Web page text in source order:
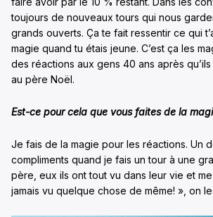
toujours de nouveaux tours qui nous
grands ouverts. Ça te fait ressentir ce qui
magie quand tu étais jeune. C’est ça les
des réactions aux gens 40 ans après
au père Noël.
Est-ce pour cela que vous faites de la
Je fais de la magie pour les réactions. Un
compliments quand je fais un tour à une
père, eux ils ont tout vu dans leur vie et
jamais vu quelque chose de même! », on